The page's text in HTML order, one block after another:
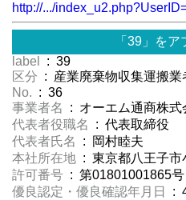
http://.../
「39」を
label
: 39
区分 : 産業廃棄物収集運搬業
No. : 36
事業者名
: オーエム通商株式
代表者役職名
: 代表取締役
代表者氏名
: 岡村睦夫
本社所在地 : 東京都八王子市
許可番号 : 第01801001865号
優良認定・優良確認年月日
: